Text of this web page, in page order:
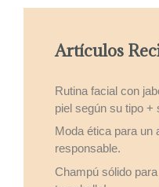
Artículos
Rutina facial con
piel según su tipo
Moda ética para un
responsable.
Champú sólido